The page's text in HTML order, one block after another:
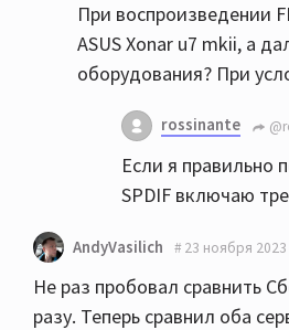
При воспроизведении
ASUS Xonar u7 mkii, а
оборудования? При
rossinante
Если я правильно
SPDIF включаю
AndyVasilich 23 ноября 2023
Не раз пробовал сравнить
разу. Теперь сравнил оба